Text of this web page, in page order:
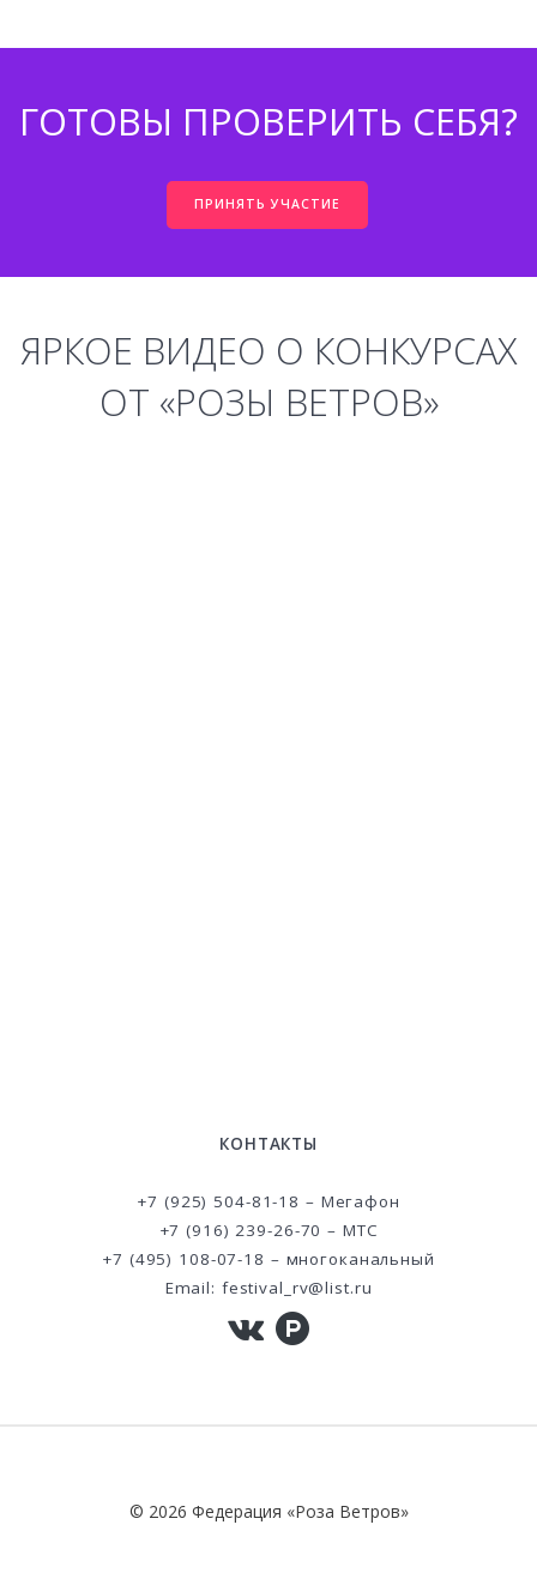
ГОТОВЫ ПРОВЕРИТЬ СЕБЯ?
ПРИНЯТЬ УЧАСТИЕ
ЯРКОЕ ВИДЕО О КОНКУРСАХ
ОТ «РОЗЫ ВЕТРОВ»
КОНТАКТЫ
+7 (925) 504-81-18 – Мегафон
+7 (916) 239-26-70 – МТС
+7 (495) 108-07-18 – многоканальный
Email: festival_rv@list.ru
© 2026 Федерация «Роза Ветров»